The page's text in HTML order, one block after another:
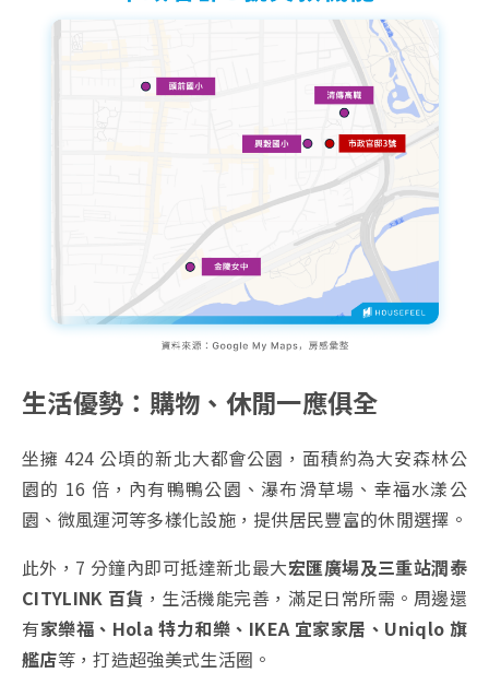
生活優勢：購物、休閒一應俱全
坐擁 424 公頃的新北大都會公園，面積約為大安森林公
園的 16 倍，內有鴨鴨公園、瀑布滑草場、幸福水漾公
園、微風運河等多樣化設施，提供居民豐富的休閒選擇。
此外，7 分鐘內即可抵達新北最大宏匯廣場及三重站潤泰
CITYLINK 百貨 ，生活機能完善，滿足日常所需。周邊還
有家樂福、Hola 特力和樂、IKEA 宜家家居、Uniqlo 旗
艦店等，打造超強美式生活圈。